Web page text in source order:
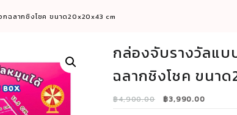
ฉลากชิงโชค ขนาด20x20x43 cm
กล่องจับรางวัลแ
ฉลากชิงโชค ขนา
฿4,900.00
Original
฿3,990.00Current